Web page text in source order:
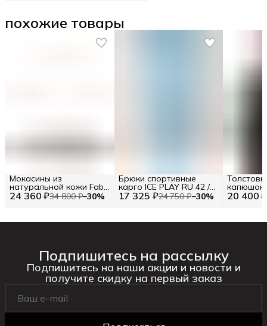
похожие товары
24 360 ₽34 800 ₽−30%
Мокасины из
натуральной кожи Fabi
RU 42.5 / EU 43 / 43 17 325 ₽24 750 ₽−30%
Брюки спортивные
карго ICE PLAY RU 42 /
EU 36 / XS 20 400 ₽
Подпишитесь на рассылку
Подпишитесь на наши акции и новости и
получите скидку на первый заказ